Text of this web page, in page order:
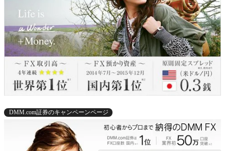
DMM.com証券のキャンペーンページ